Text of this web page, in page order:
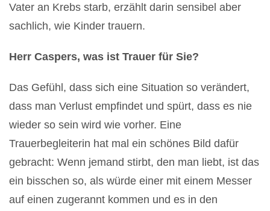
Vater an Krebs starb, erzählt darin sensibel aber
sachlich, wie Kinder trauern.
Herr Caspers, was ist Trauer für Sie?
Das Gefühl, dass sich eine Situation so verändert,
dass man Verlust empfindet und spürt, dass es nie
wieder so sein wird wie vorher. Eine
Trauerbegleiterin hat mal ein schönes Bild dafür
gebracht: Wenn jemand stirbt, den man liebt, ist das
ein bisschen so, als würde einer mit einem Messer
auf einen zugerannt kommen und es in den